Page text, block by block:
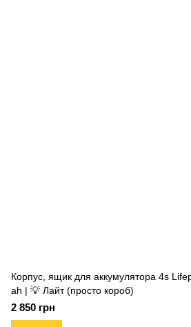
Корпус, ящик для аккумулятора 4s
ah | 💡 Лайт (просто короб)
2 850 грн